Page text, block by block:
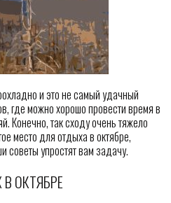
и это не самый удачный
где можно хорошо провести время в
Конечно, так сходу очень тяжело
место для отдыха в октябре,
советы упростят вам задачу.
ОКТЯБРЕ